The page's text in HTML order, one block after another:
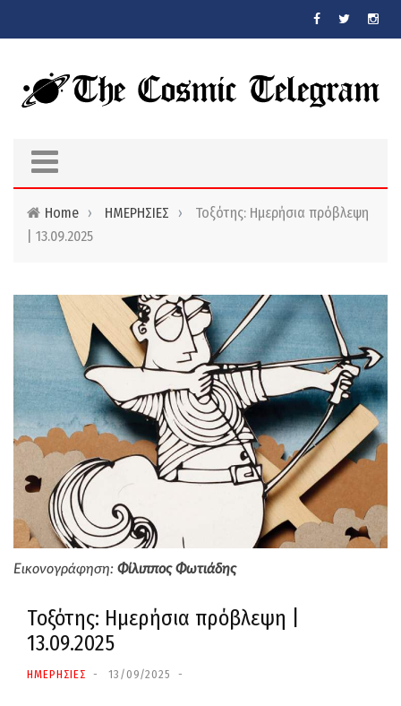
Home › ΗΜΕΡΗΣΙΕΣ ›
Τοξότης: Ημερήσια πρόβλεψη
| 13.09.2025
Εικονογράφηση: Φίλιππος Φωτιάδης
Τοξότης: Ημερήσια πρόβλεψη |
13.09.2025
ΗΜΕΡΗΣΙΕΣ 13/09/2025